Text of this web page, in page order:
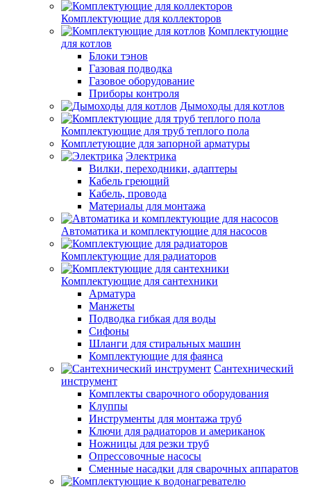
Комплектующие для коллекторов
Комплектующие
для котлов
Блоки тэнов
Газовая подводка
Газовое оборудование
Приборы контроля
Дымоходы для котлов
Комплектующие для труб теплого пола
Комплетующие для запорной арматуры
Электрика
Вилки, переходники, адаптеры
Кабель греющий
Кабель, провода
Материалы для монтажа
Автоматика и комплектующие для насосов
Комплектующие для радиаторов
Комплектующие для сантехники
Арматура
Манжеты
Подводка гибкая для воды
Сифоны
Шланги для стиральных машин
Комплектующие для фаянса
Сантехнический
инструмент
Комплекты сварочного оборудования
Клуппы
Инструменты для монтажа труб
Ключи для радиаторов и американок
Ножницы для резки труб
Опрессовочные насосы
Сменные насадки для сварочных аппаратов